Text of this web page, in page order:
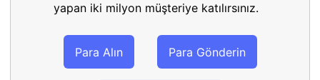
yapan iki milyon müşteriye katılırsınız.
Para Alın Para Gönderin